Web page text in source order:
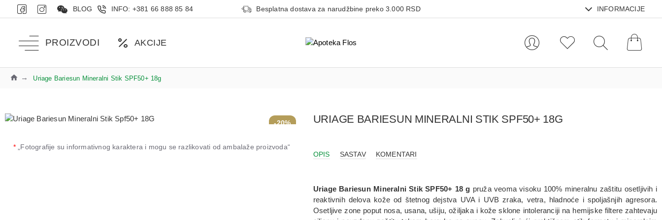
BLOG INFO: +381 66 888 85 84 Besplatna dostava za narudžbine preko 3.000 RSD INFORMACIJE
PROIZVODI AKCIJE
Uriage Bariesun Mineralni Stik SPF50+ 18g
-20%
*„Fotografije su informativnog karaktera i mogu se razlikovati od ambalaže proizvoda“
URIAGE BARIESUN MINERALNI STIK SPF50+ 18G
OPIS SASTAV KOMENTARI
Uriage Bariesun Mineralni Stik SPF50+ 18 g pruža veoma visoku 100% mineralnu zaštitu osetljivih i
reaktivnih delova kože od štetnog dejstva UVA i UVB zraka, vetra, hladnoće i spoljašnjih agresora.
Osetljive zone poput nosa, usana, ušiju, ožiljaka i kože sklone intoleranciji na hemijske filtere zahtevaju